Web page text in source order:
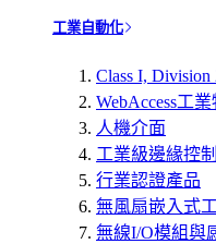
工業自動化
Class I,
WebAccess工
人機介面
工業級邊緣控
行業認證產品
無風扇嵌入式
無線I/O模組與